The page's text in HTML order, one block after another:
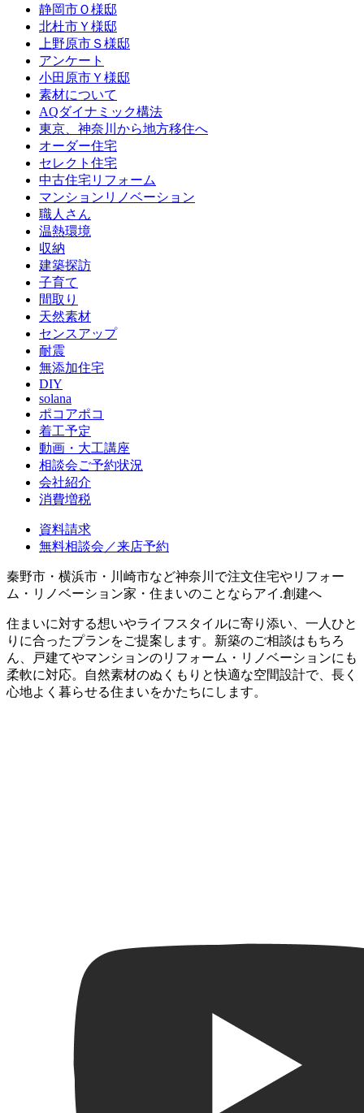
静岡市Ｏ様邸
北杜市Ｙ様邸
上野原市Ｓ様邸
アンケート
小田原市Ｙ様邸
素材について
AQダイナミック構法
東京、神奈川から地方移住へ
オーダー住宅
セレクト住宅
中古住宅リフォーム
マンションリノベーション
職人さん
温熱環境
収納
建築探訪
子育て
間取り
天然素材
センスアップ
耐震
無添加住宅
DIY
solana
ポコアポコ
着工予定
動画・大工講座
相談会ご予約状況
会社紹介
消費増税
資料請求
無料相談会／来店予約
秦野市・横浜市・川崎市など神奈川で注文住宅やリフォー
ム・リノベーション家・住まいのことならアイ.創建へ
住まいに対する想いやライフスタイルに寄り添い、一人ひと
りに合ったプランをご提案します。新築のご相談はもちろ
ん、戸建てやマンションのリフォーム・リノベーションにも
柔軟に対応。自然素材のぬくもりと快適な空間設計で、長く
心地よく暮らせる住まいをかたちにします。